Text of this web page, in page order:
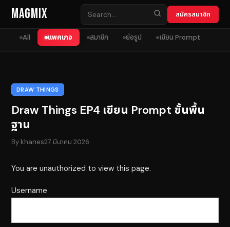
Skip to content
MagMix สมัครสมาชิก
All แพคเกจ สมาชิก ย่อรูป เขียน Prompt
DRAW THINGS
Draw Things EP4 เขียน Prompt ขั้นพื้น
ฐาน
By khanes27 มีนาคม 2026
You are unauthorized to view this page.
Username